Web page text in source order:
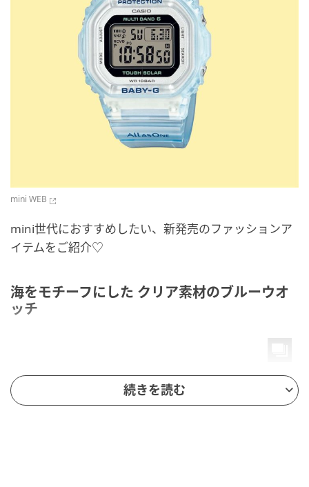
mini WEB
mini世代におすすめしたい、新発売のファッションア
イテムをご紹介♡
海をモチーフにした クリア素材のブルーウオ
ッチ
続きを読む